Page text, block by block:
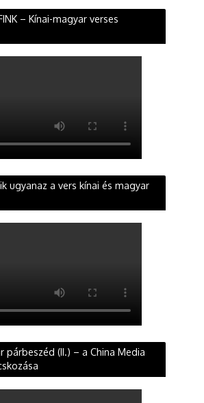
– Kínai-magyar verses
ugyanaz a vers kínai és magyar
párbeszéd (II.) – a China Media